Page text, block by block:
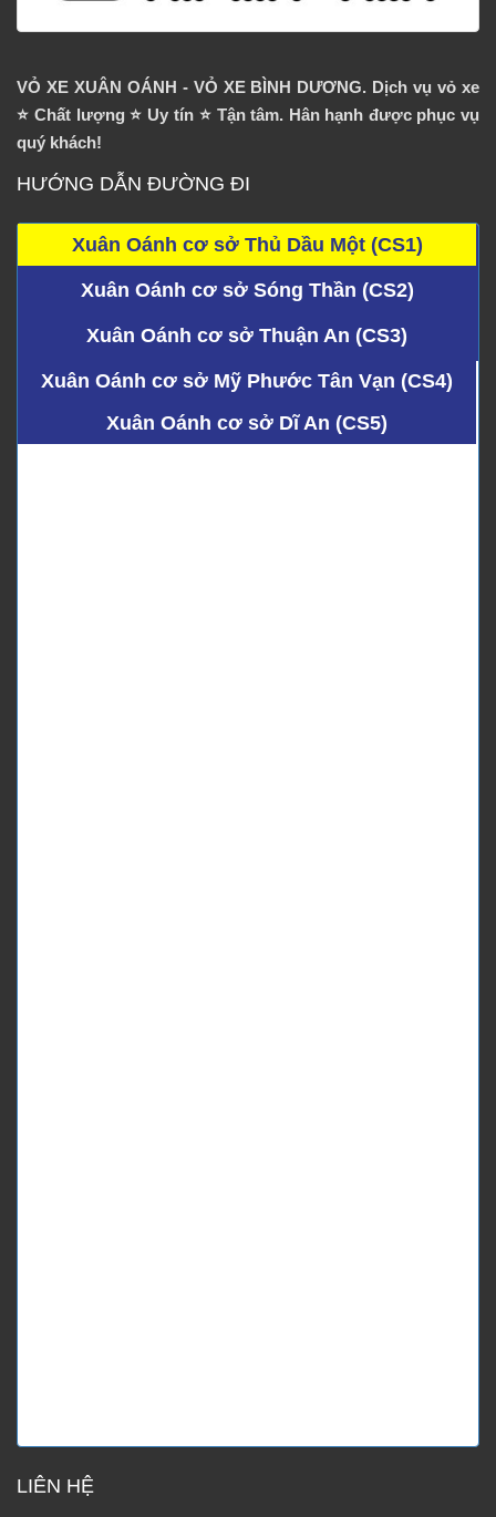
VỎ XE XUÂN OÁNH - VỎ XE BÌNH DƯƠNG. Dịch vụ vỏ xe
⭐️ Chất lượng ⭐️ Uy tín ⭐️ Tận tâm. Hân hạnh được phục vụ
quý khách!
HƯỚNG DẪN ĐƯỜNG ĐI
Xuân Oánh cơ sở Thủ Dầu Một (CS1)
Xuân Oánh cơ sở Sóng Thần (CS2)
Xuân Oánh cơ sở Thuận An (CS3)
Xuân Oánh cơ sở Mỹ Phước Tân Vạn (CS4)
Xuân Oánh cơ sở Dĩ An (CS5)
LIÊN HỆ